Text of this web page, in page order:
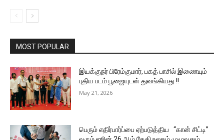
MOST POPULAR
இயக்குநர் பிரேம்குமார், பகத் பாசில் இணையும்
புதிய படம் பூஜையுடன் துவங்கியது !!
May 21, 2026
பெரும் எதிர்பார்ப்பை ஏற்படுத்திய “கான் சிட்டி”